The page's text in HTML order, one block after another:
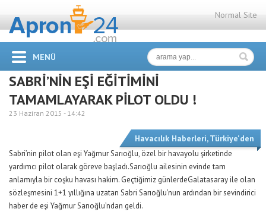
Normal Site
MENÜ
SABRİ’NİN EŞİ EĞİTİMİNİ
TAMAMLAYARAK PİLOT OLDU !
23 Haziran 2015 - 14:42
Havacılık Haberleri,Türkiye'den
Sabri’nin pilot olan eşi Yağmur Sarıoğlu, özel bir havayolu şirketinde
yardımcı pilot olarak göreve başladı.Sarıoğlu ailesinin evinde tam
anlamıyla bir coşku havası hakim. Geçtiğimiz günlerdeGalatasaray ile olan
sözleşmesini 1+1 yıllığına uzatan Sabri Sarıoğlu’nun ardından bir sevindirici
haber de eşi Yağmur Sarıoğlu’ndan geldi.